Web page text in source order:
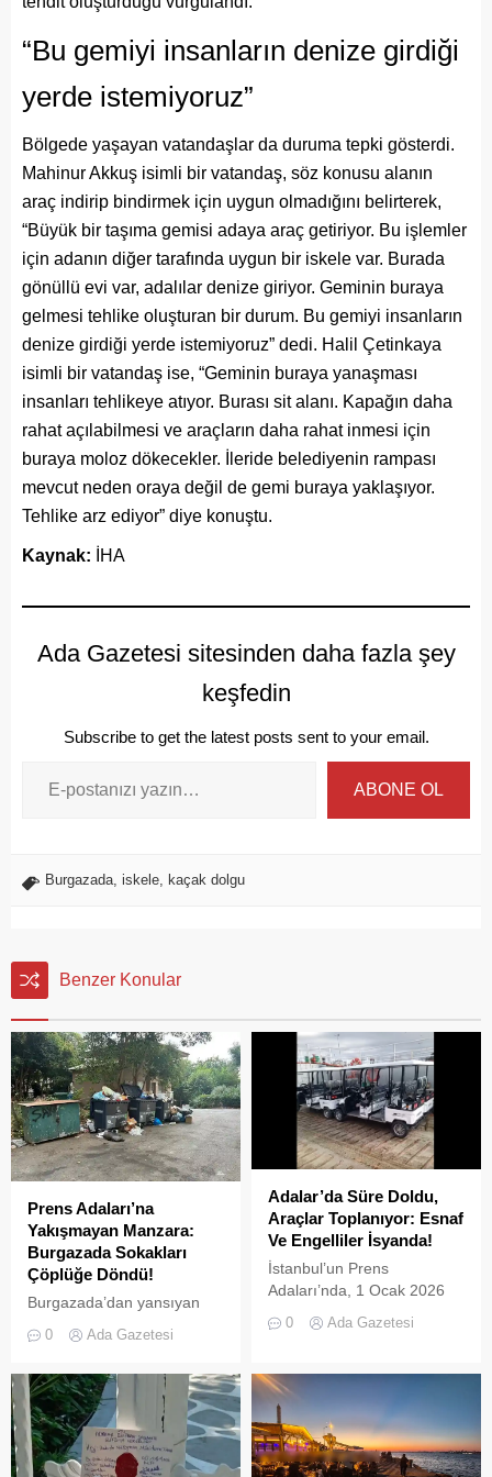
“Bu gemiyi insanların denize girdiği
yerde istemiyoruz”
Bölgede yaşayan vatandaşlar da duruma tepki gösterdi.
Mahinur Akkuş isimli bir vatandaş, söz konusu alanın
araç indirip bindirmek için uygun olmadığını belirterek,
“Büyük bir taşıma gemisi adaya araç getiriyor. Bu işlemler
için adanın diğer tarafında uygun bir iskele var. Burada
gönüllü evi var, adalılar denize giriyor. Geminin buraya
gelmesi tehlike oluşturan bir durum. Bu gemiyi insanların
denize girdiği yerde istemiyoruz” dedi. Halil Çetinkaya
isimli bir vatandaş ise, “Geminin buraya yanaşması
insanları tehlikeye atıyor. Burası sit alanı. Kapağın daha
rahat açılabilmesi ve araçların daha rahat inmesi için
buraya moloz dökecekler. İleride belediyenin rampası
mevcut neden oraya değil de gemi buraya yaklaşıyor.
Tehlike arz ediyor” diye konuştu.
Kaynak: İHA
Ada Gazetesi sitesinden daha fazla şey
keşfedin
Subscribe to get the latest posts sent to your email.
ABONE OL
Burgazada, iskele, kaçak dolgu
Benzer Konular
Prens Adaları’na
Yakışmayan Manzara:
Burgazada Sokakları
Çöplüğe Döndü!
Burgazada’dan yansıyan
Adanın sokaklarında dağ
kasalar ve tahta paletler
hem ada sakinlerini hem de
ziyaretçileri isyan ettirdi.
Sokaklar Hurdalığı Andırıyor
0 Ada Gazetesi
Adalar’da Süre Doldu,
Araçlar Toplanıyor: Esnaf
Ve Engelliler İsyanda!
İstanbul’un Prens
Adaları’nda, 1 Ocak 2026
L2 sınıfı (3 tekerlekli)
kullanımını yasaklayan
UKOME kararının ardından
tanınan ek süre sona erdi.
İki kez uzatılarak 31
Temmuz 2026 tarihine
0 Ada Gazetesi